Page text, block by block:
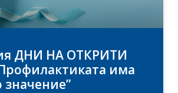
ДНИ НА ОТКРИТИ
има